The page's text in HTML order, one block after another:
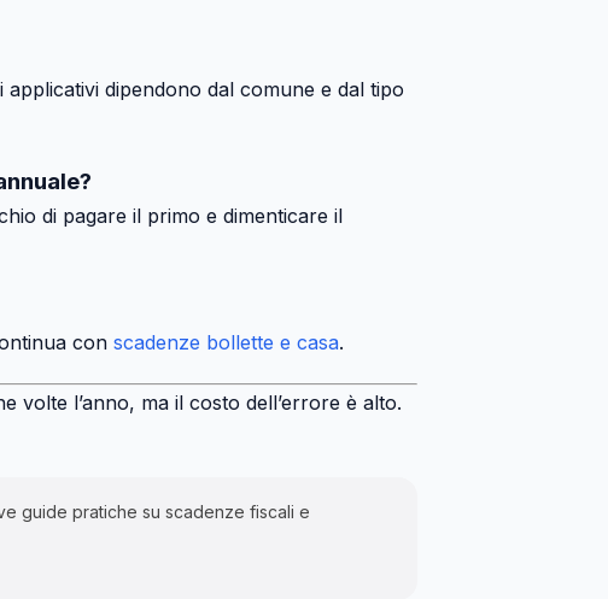
dipendono dal comune e dal tipo
di pagare il primo e dimenticare il
con scadenze bollette e casa.
volte l’anno, ma il costo dell’errore è alto.
guide pratiche su scadenze fiscali e